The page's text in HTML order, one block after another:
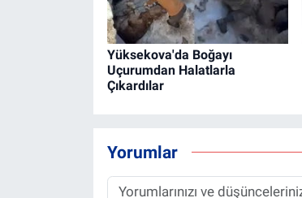
Yüksekova'da Boğayı
Uçurumdan Halatlarla
Çıkardılar
Yorumlar